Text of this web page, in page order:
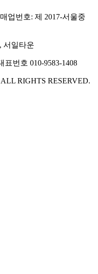
업번호: 제 2017-서울중
서일타운
표번호 010-9583-1408
RIGHTS RESERVED.